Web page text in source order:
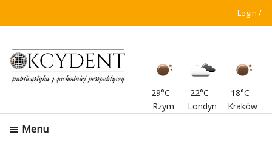
Login
29°C -
Rzym
22°C -
Londyn
18°C -
Kraków
Menu